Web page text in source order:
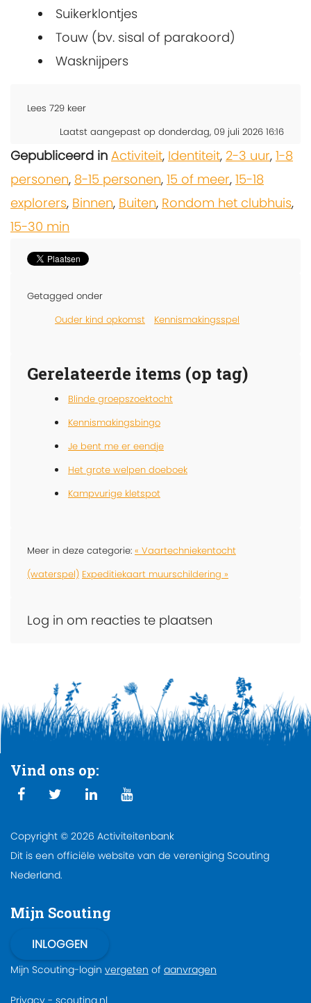
Suikerklontjes
Touw (bv. sisal of parakoord)
Wasknijpers
Lees 729 keer
Laatst aangepast op donderdag, 09 juli 2026 16:16
Gepubliceerd in Activiteit, Identiteit, 2-3 uur, 1-8
personen, 8-15 personen, 15 of meer, 15-18
explorers, Binnen, Buiten, Rondom het clubhuis,
15-30 min
Getagged onder
Ouder kind opkomst
Kennismakingsspel
Gerelateerde items (op tag)
Blinde groepszoektocht
Kennismakingsbingo
Je bent me er eendje
Het grote welpen doeboek
Kampvurige kletspot
Meer in deze categorie: « Vaartechniekentocht
(waterspel) Expeditiekaart muurschildering »
Log in om reacties te plaatsen
Vind ons op:
Copyright © 2026 Activiteitenbank
Dit is een officiële website van de vereniging Scouting
Nederland.
Mijn Scouting
Mijn Scouting-login vergeten of aanvragen